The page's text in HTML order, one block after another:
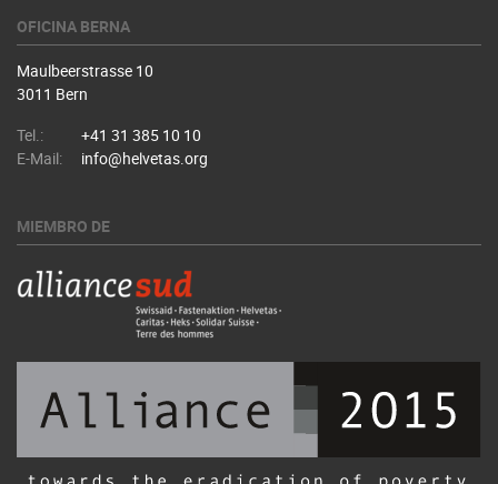
OFICINA BERNA
Maulbeerstrasse 10
3011 Bern
Tel.:
+41 31 385 10 10
E-Mail:
info@helvetas.org
MIEMBRO DE